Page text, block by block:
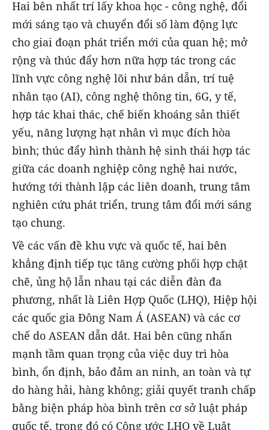
Hai bên nhất trí lấy khoa học - công nghệ, đổi
mới sáng tạo và chuyển đổi số làm động lực
cho giai đoạn phát triển mới của quan hệ; mở
rộng và thúc đẩy hơn nữa hợp tác trong các
lĩnh vực công nghệ lõi như bán dẫn, trí tuệ
nhân tạo (AI), công nghệ thông tin, 6G, y tế,
hợp tác khai thác, chế biến khoáng sản thiết
yếu, năng lượng hạt nhân vì mục đích hòa
bình; thúc đẩy hình thành hệ sinh thái hợp tác
giữa các doanh nghiệp công nghệ hai nước,
hướng tới thành lập các liên doanh, trung tâm
nghiên cứu phát triển, trung tâm đổi mới sáng
tạo chung.
Về các vấn đề khu vực và quốc tế, hai bên
khẳng định tiếp tục tăng cường phối hợp chặt
chẽ, ủng hộ lẫn nhau tại các diễn đàn đa
phương, nhất là Liên Hợp Quốc (LHQ), Hiệp hội
các quốc gia Đông Nam Á (ASEAN) và các cơ
chế do ASEAN dẫn dắt. Hai bên cũng nhấn
mạnh tầm quan trọng của việc duy trì hòa
bình, ổn định, bảo đảm an ninh, an toàn và tự
do hàng hải, hàng không; giải quyết tranh chấp
bằng biện pháp hòa bình trên cơ sở luật pháp
quốc tế, trong đó có Công ước LHQ về Luật